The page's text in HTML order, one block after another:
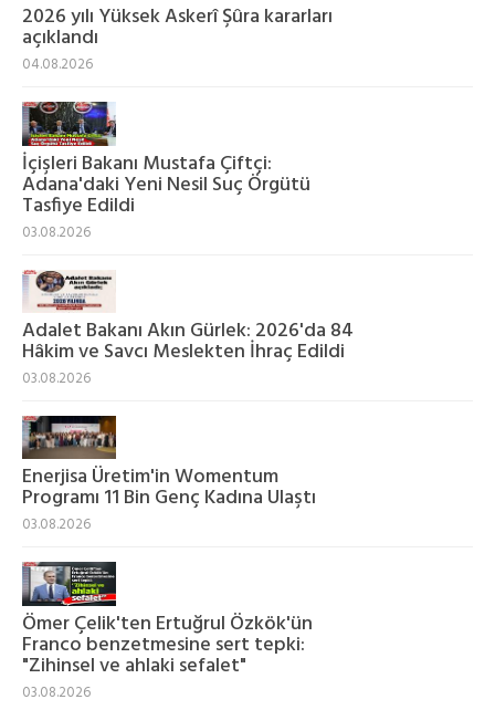
2026 yılı Yüksek Askerî Şûra kararları
açıklandı
04.08.2026
İçişleri Bakanı Mustafa Çiftçi:
Adana'daki Yeni Nesil Suç Örgütü
Tasfiye Edildi
03.08.2026
Adalet Bakanı Akın Gürlek: 2026'da 84
Hâkim ve Savcı Meslekten İhraç Edildi
03.08.2026
Enerjisa Üretim'in Womentum
Programı 11 Bin Genç Kadına Ulaştı
03.08.2026
Ömer Çelik'ten Ertuğrul Özkök'ün
Franco benzetmesine sert tepki:
"Zihinsel ve ahlaki sefalet"
03.08.2026